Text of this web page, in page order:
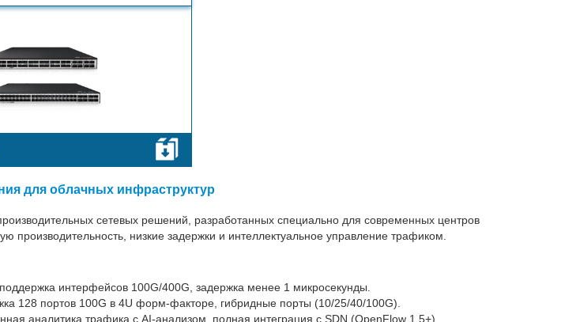
для облачных инфраструктур
сетевых решений, разработанных специально для современных центров
низкие задержки и интеллектуальное управление трафиком.
интерфейсов 100G/400G, задержка менее 1 микросекунды.
128 портов 100G в 4U форм-факторе, гибридные порты (10/25/40/100G).
аналитика трафика с AI-анализом, полная интеграция с SDN (OpenFlow 1.5+).